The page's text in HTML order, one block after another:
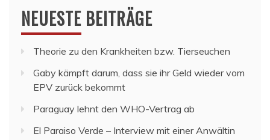
NEUESTE BEITRÄGE
Theorie zu den Krankheiten bzw. Tierseuchen
Gaby kämpft darum, dass sie ihr Geld wieder vom
EPV zurück bekommt
Paraguay lehnt den WHO-Vertrag ab
El Paraiso Verde – Interview mit einer Anwältin